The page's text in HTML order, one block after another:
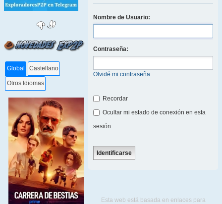
Global Castellano
Otros Idiomas
Nombre de Usuario:
Contraseña:
Olvidé mi contraseña
Recordar
Ocultar mi estado de conexión en esta
sesión
Esta web está basada en enlaces para